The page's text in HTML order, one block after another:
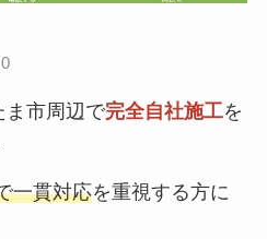
ま市周辺で完全自社施工を
一貫対応を重視する方に